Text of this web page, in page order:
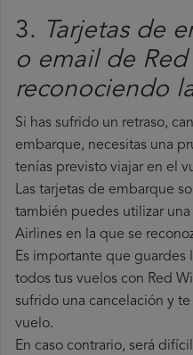
3.
Tarjetas de
o email de
reconociendo
Si has sufrido un retraso,
embarque, necesitas una
tenías previsto viajar en el
Las tarjetas de embarque
también puedes utilizar
Airlines en la que se
Es importante que guardes
todos tus vuelos con Red
sufrido una cancelación y
vuelo.
En caso contrario, será